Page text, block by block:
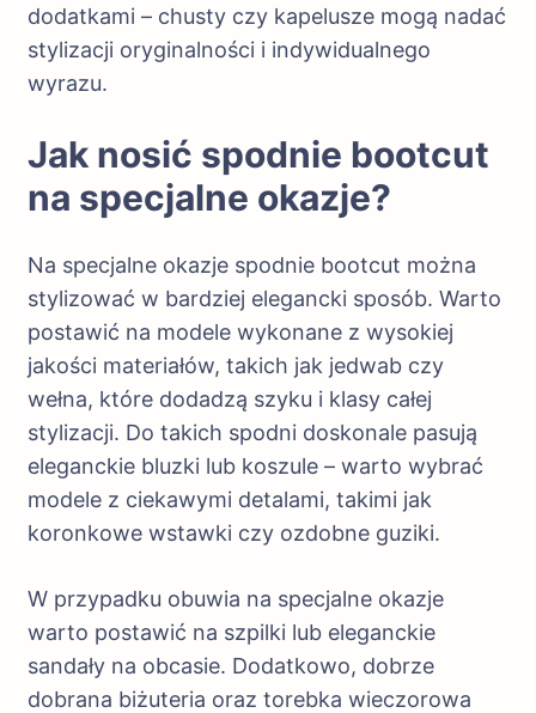
dodatkami – chusty czy kapelusze mogą nadać
stylizacji oryginalności i indywidualnego
wyrazu.
Jak nosić spodnie bootcut
na specjalne okazje?
Na specjalne okazje spodnie bootcut można
stylizować w bardziej elegancki sposób. Warto
postawić na modele wykonane z wysokiej
jakości materiałów, takich jak jedwab czy
wełna, które dodadzą szyku i klasy całej
stylizacji. Do takich spodni doskonale pasują
eleganckie bluzki lub koszule – warto wybrać
modele z ciekawymi detalami, takimi jak
koronkowe wstawki czy ozdobne guziki.
W przypadku obuwia na specjalne okazje
warto postawić na szpilki lub eleganckie
sandały na obcasie. Dodatkowo, dobrze
dobrana biżuteria oraz torebka wieczorowa